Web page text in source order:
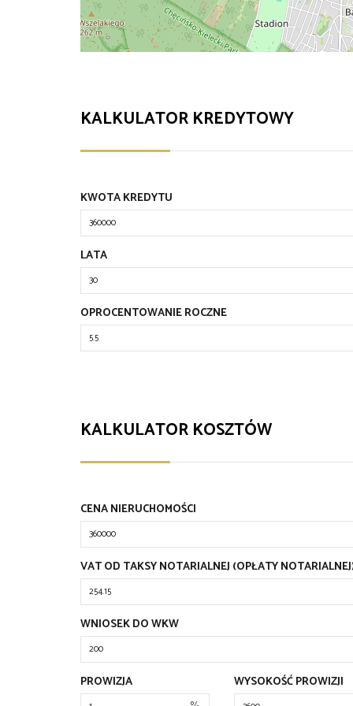
KALKULATOR KREDYTOWY
KWOTA KREDYTU
LATA
OPROCENTOWANIE ROCZNE
KALKULATOR KOSZTÓW
CENA NIERUCHOMOŚCI
VAT OD TAKSY NOTARIALNEJ (OPŁATY
WNIOSEK DO WKW
PROWIZJA
WYSOKOŚĆ PROWIZJI